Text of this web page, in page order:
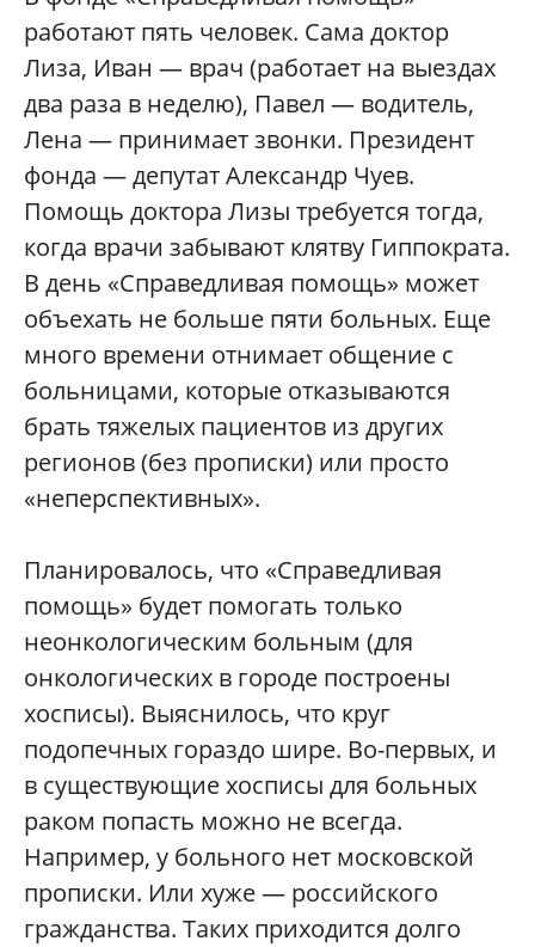
работают пять человек. Сама доктор
Лиза, Иван — врач (работает на выездах
два раза в неделю), Павел — водитель,
Лена — принимает звонки. Президент
фонда — депутат Александр Чуев.
Помощь доктора Лизы требуется тогда,
когда врачи забывают клятву Гиппократа.
В день «Справедливая помощь» может
объехать не больше пяти больных. Еще
много времени отнимает общение с
больницами, которые отказываются
брать тяжелых пациентов из других
регионов (без прописки) или просто
«неперспективных».
Планировалось, что «Справедливая
помощь» будет помогать только
неонкологическим больным (для
онкологических в городе построены
хосписы). Выяснилось, что круг
подопечных гораздо шире. Во-первых, и
в существующие хосписы для больных
раком попасть можно не всегда.
Например, у больного нет московской
прописки. Или хуже — российского
гражданства. Таких приходится долго